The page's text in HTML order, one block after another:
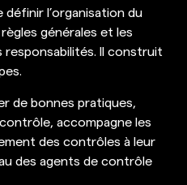
définir l’organisation du
générales et les
Il construit
de bonnes pratiques,
accompagne les
des contrôles à leur
des agents de contrôle